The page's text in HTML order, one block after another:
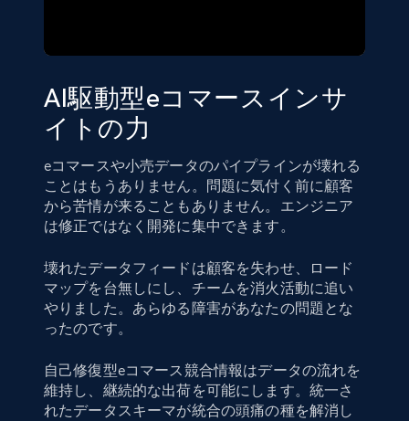
AI駆動型eコマースインサ
イトの力
eコマースや小売データのパイプラインが壊れる
ことはもうありません。問題に気付く前に顧客
から苦情が来ることもありません。エンジニア
は修正ではなく開発に集中できます。
壊れたデータフィードは顧客を失わせ、ロード
マップを台無しにし、チームを消火活動に追い
やりました。あらゆる障害があなたの問題とな
ったのです。
自己修復型eコマース競合情報はデータの流れを
維持し、継続的な出荷を可能にします。統一さ
れたデータスキーマが統合の頭痛の種を解消し